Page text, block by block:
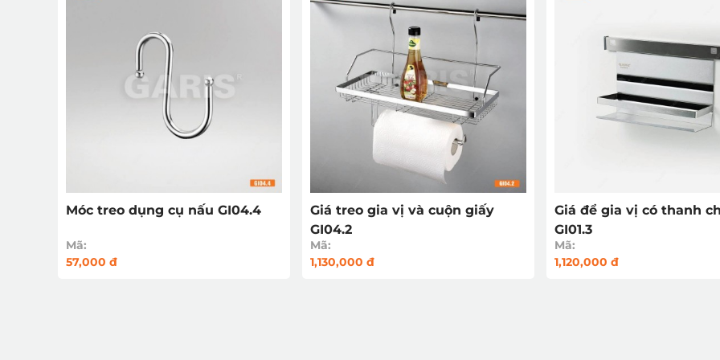
Móc treo dụng cụ nấu GI04.4
Mã:
57,000 đ
Giá treo gia vị và cuộn giấy
GI04.2
Mã:
1,130,000 đ
Giá để gia vị có thanh
GI01.3
Mã:
1,120,000 đ